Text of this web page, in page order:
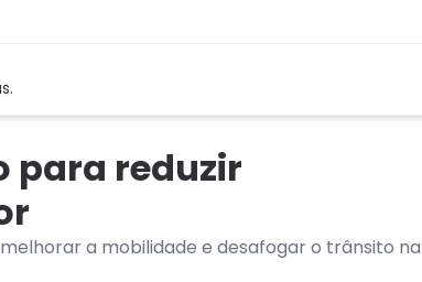
para reduzir
a mobilidade e desafogar o trânsito